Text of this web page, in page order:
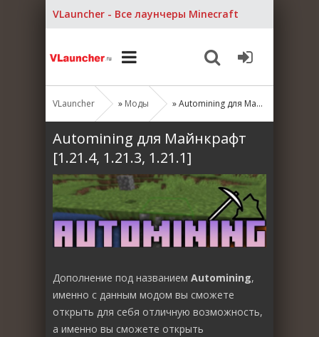
VLauncher - Все лаунчеры Minecraft
VLauncher » Моды » Automining для Майнкрафт [1.21.4, 1.21.3, 1.21.1]
Automining для Майнкрафт
[1.21.4, 1.21.3, 1.21.1]
Дополнение под названием Automining,
именно с данным модом вы сможете
открыть для себя отличную возможность,
а именно вы сможете открыть